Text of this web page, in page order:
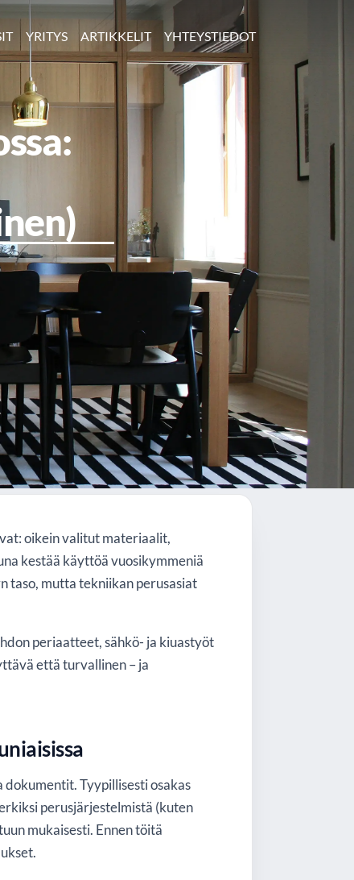
YRITYS ARTIKKELIT YHTEYSTIEDOT
oikein valitut materiaalit,
kestää käyttöä vuosikymmeniä
taso, mutta tekniikan perusasiat
periaatteet, sähkö- ja kiuastyöt
että turvallinen – ja
dokumentit. Tyypillisesti osakas
perusjärjestelmistä (kuten
mukaisesti. Ennen töitä